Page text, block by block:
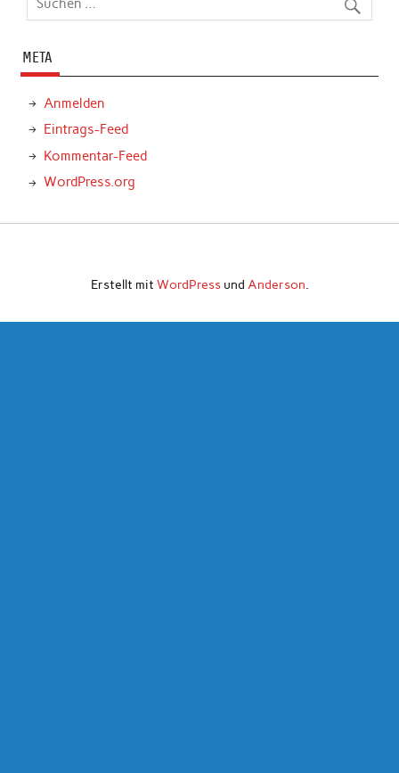
META
Anmelden
Eintrags-Feed
Kommentar-Feed
WordPress.org
Erstellt mit WordPressund Anderson.